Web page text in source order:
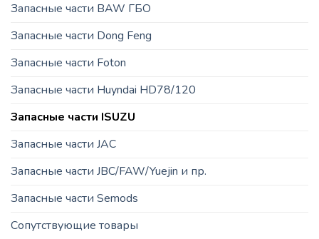
Запасные части BAW ГБО
Запасные части Dong Feng
Запасные части Foton
Запасные части Huyndai HD78/120
Запасные части ISUZU
Запасные части JAC
Запасные части JBC/FAW/Yuejin и пр.
Запасные части Semods
Сопутствующие товары